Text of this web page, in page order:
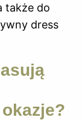
także do
dress